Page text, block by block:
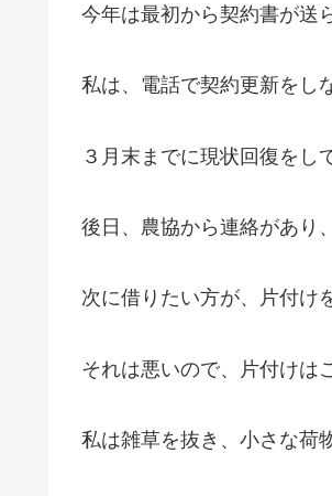
今年は最初から契約書が送
私は、電話で契約更新をし
３月末までに現状回復をし
後日、農協から連絡があり、
次に借りたい方が、片付け
それは悪いので、片付けは
私は雑草を抜き、小さな荷